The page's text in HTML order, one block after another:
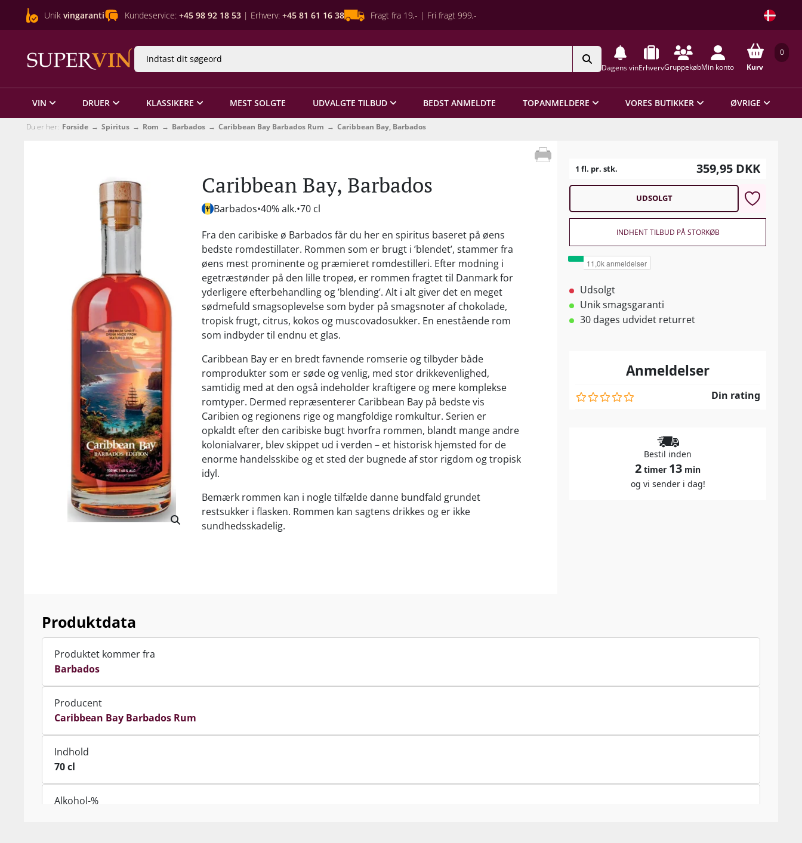
Unik vingaranti Kundeservice: +45 98 92 18 53 | Erhverv: +45 81 61 16 38 Fragt fra 19,- | Fri fragt 999,-
Dagens vinErhvervGruppekøbMin konto
0
Kurv
VIN DRUER KLASSIKERE MEST SOLGTE UDVALGTE TILBUD BEDST ANMELDTE TOPANMELDERE VORES BUTIKKER ØVRIGE
Du er her: Forside Spiritus Rom Barbados Caribbean Bay Barbados Rum Caribbean Bay, Barbados
Caribbean Bay, Barbados
Barbados 40% alk. 70 cl
Fra den caribiske ø Barbados får du her en spiritus baseret på øens
bedste romdestillater. Rommen som er brugt i ’blendet’, stammer fra
øens mest prominente og præmieret romdestilleri. Efter modning i
egetræstønder på den lille tropeø, er rommen fragtet til Danmark for
yderligere efterbehandling og ’blending’. Alt i alt giver det en meget
sødmefuld smagsoplevelse som byder på smagsnoter af chokolade,
tropisk frugt, citrus, kokos og muscovadosukker. En enestående rom
som indbyder til endnu et glas.
Caribbean Bay er en bredt favnende romserie og tilbyder både
romprodukter som er søde og venlig, med stor drikkevenlighed,
samtidig med at den også indeholder kraftigere og mere komplekse
romtyper. Dermed repræsenterer Caribbean Bay på bedste vis
Caribien og regionens rige og mangfoldige romkultur. Serien er
opkaldt efter den caribiske bugt hvorfra rommen, blandt mange andre
kolonialvarer, blev skippet ud i verden – et historisk hjemsted for de
enorme handelsskibe og et sted der bugnede af stor rigdom og tropisk
idyl.
Bemærk rommen kan i nogle tilfælde danne bundfald grundet
restsukker i flasken. Rommen kan sagtens drikkes og er ikke
sundhedsskadelig.
1 fl. pr. stk. 359,95 DKK
UDSOLGT
INDHENT TILBUD PÅ STORKØB
Udsolgt
Unik smagsgaranti
30 dages udvidet returret
Anmeldelser
Din rating
Bestil inden
2 timer 13 min
og vi sender i dag!
Produktdata
Produktet kommer fra
Barbados
Producent
Caribbean Bay Barbados Rum
Indhold
70 cl
Alkohol-%